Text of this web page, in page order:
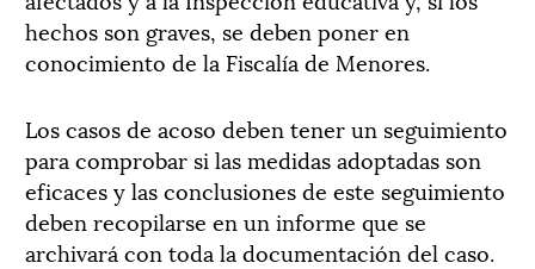
hechos son graves, se deben poner en
conocimiento de la Fiscalía de Menores.
Los casos de acoso deben tener un seguimiento
para comprobar si las medidas adoptadas son
eficaces y las conclusiones de este seguimiento
deben recopilarse en un informe que se
archivará con toda la documentación del caso.